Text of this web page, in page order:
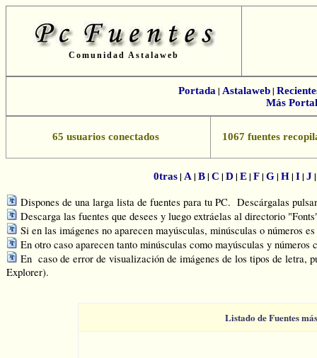
Comunidad Astalaweb
Portada| Astalaweb|
Más
65 usuarios conectados 1067 fuentes
0tras| A | B| C | D | E| F| G| H| I| J
Dispones de una larga lista de fuentes para tu PC. Descárgalas
Descarga las fuentes que desees y luego extráelas al directorio
Si en las imágenes no aparecen mayúsculas, minúsculas o números
En otro caso aparecen tanto minúsculas como mayúsculas y números
En caso de error de visualización de imágenes de los tipos de letra,
Explorer).
Listado de Fuentes